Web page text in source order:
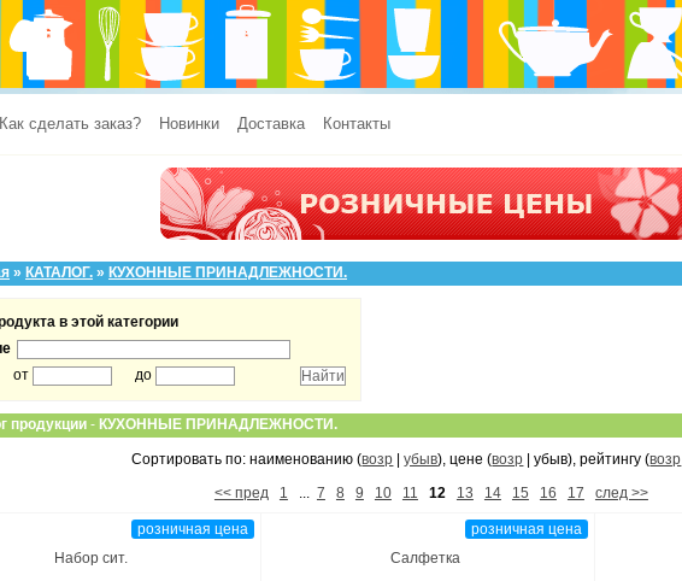
Как сделать заказ? Новинки Доставка Контакты
» КАТАЛОГ. » КУХОННЫЕ ПРИНАДЛЕЖНОСТИ.
в этой категории
от до
продукции - КУХОННЫЕ ПРИНАДЛЕЖНОСТИ.
Сортировать по: наименованию (возр |убыв), цене (возр | убыв), рейтингу (возр
<< пред
1 ... 7 8 9 10 11 12 13 14 15 16 17 след >>
розничная цена
Набор сит.
розничная цена
Салфетка